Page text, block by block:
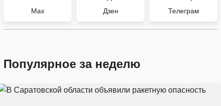
Max Дзен Телеграм
Популярное за неделю